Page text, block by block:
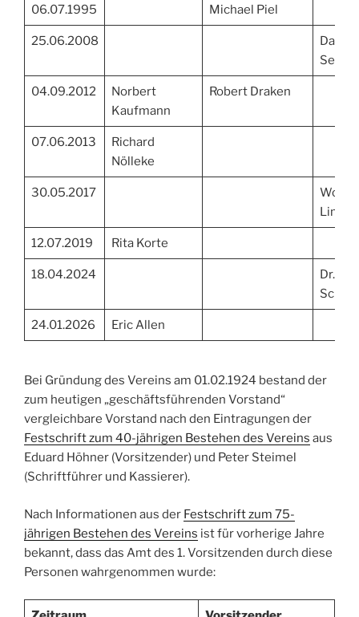
06.07.1995 Michael Piel
25.06.2008
Daniel
04.09.2012
Norbert
Kaufmann
Robert Draken
07.06.2013
Richard
Nölleke
30.05.2017
12.07.2019 Rita Korte
18.04.2024
Dr.
24.01.2026 Eric Allen
Bei Gründung des Vereins am 01.02.1924 bestand der
zum heutigen „geschäftsführenden Vorstand“
vergleichbare Vorstand nach den Eintragungen der
Festschrift zum 40-jährigen Bestehen des Vereins aus
Eduard Höhner (Vorsitzender) und Peter Steimel
(Schriftführer und Kassierer).
Nach Informationen aus der Festschrift zum 75-
jährigen Bestehen des Vereins ist für vorherige Jahre
bekannt, dass das Amt des 1. Vorsitzenden durch diese
Personen wahrgenommen wurde: